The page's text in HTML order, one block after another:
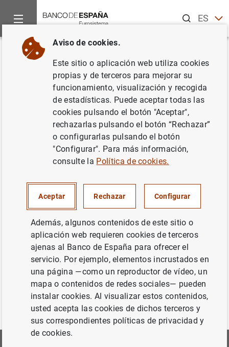
ESEN
Inicio Noticias y eventos
Volver
2 de julio de 2009
2 de julio de 2009 (16KB)
Anterior
6 de agosto de 2009...
Siguiente
4 de junio de 2009...
Aviso de cookies.
Este sitio o aplicación web utiliza cookies
propias y de terceros para mejorar su
funcionamiento, visualización y recogida
de estadísticas. Puede aceptar todas las
cookies pulsando el botón "Aceptar",
rechazarlas pulsando el botón “Rechazar”
o configurarlas pulsando el botón
"Configurar". Para más información,
consulte la Política de cookies.
Aceptar Rechazar Configurar
Además, algunos contenidos de este sitio o
aplicación web requieren cookies de terceros
ajenas al Banco de España para ofrecer el
servicio. Por ejemplo, elementos incrustados en
una página —como un reproductor de vídeo, un
mapa o contenidos de redes sociales— pueden
instalar cookies. Al visualizar estos contenidos,
usted acepta las cookies de dichos terceros y
sus correspondientes políticas de privacidad y
de cookies.